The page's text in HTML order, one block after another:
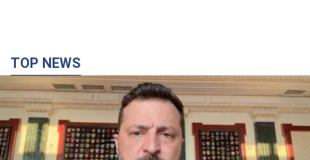
TOP NEWS